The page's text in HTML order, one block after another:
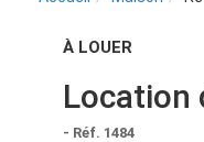
À LOUER
Location
- Réf. 1484